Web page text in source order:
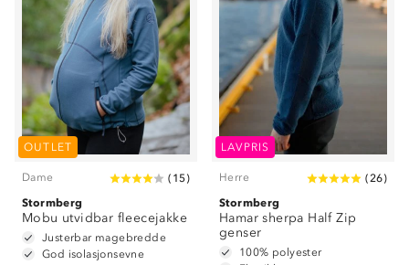
OUTLET
Dame ( 15)
Stormberg
Mobu utvidbar fleecejakke
Justerbar magebredde
God isolasjonsevne
LAVPRIS
Herre (26)
Stormberg
Hamar sherpa Half Zip
genser
100% polyester
Kundeservice
Om Stormberg
Verdigrunnlag
Klima og miljø
Etisk handel
Trelagsprinsippet barn